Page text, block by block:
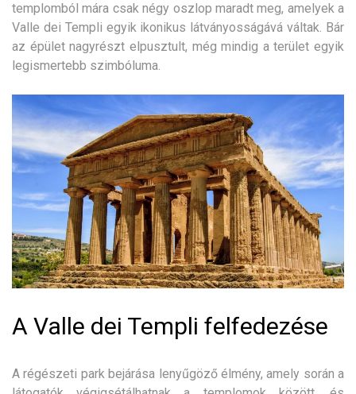
templomból mára csak négy oszlop maradt meg, amelyek a
Valle dei Templi egyik ikonikus látványosságává váltak. Bár
az épület nagyrészt elpusztult, még mindig a terület egyik
legismertebb szimbóluma.
A Valle dei Templi felfedezése
A régészeti park bejárása lenyűgöző élmény, amely során a